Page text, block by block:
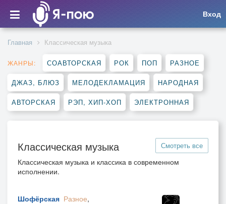
Вход
Главная Классическая музыка
ЖАНРЫ: СОАВТОРСКАЯ РОК ПОП РАЗНОЕ
ДЖАЗ, БЛЮЗ МЕЛОДЕКЛАМАЦИЯ НАРОДНАЯ
АВТОРСКАЯ РЭП, ХИП-ХОП ЭЛЕКТРОННАЯ
Классическая музыка Смотреть все
Классическая музыка и классика в современном
исполнении.
Шофёрская Разное,